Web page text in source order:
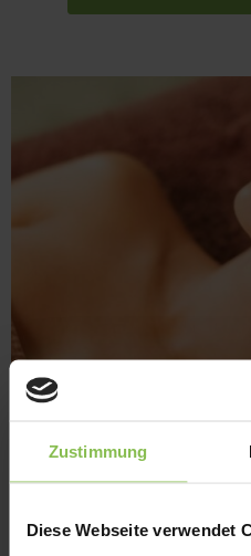
Zustimmung
Diese Webseite verwendet
KAROS SPA